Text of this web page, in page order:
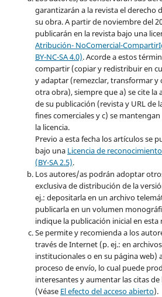
garantizarán a la revista el derecho
su obra. A partir de noviembre del
publicarán en la revista bajo una
Atribución- NoComercial-
BY-NC-SA 4.0). Acorde a estos
compartir (copiar y redistribuir en
y adaptar (remezclar, transformar y
otra obra), siempre que a) se cite
de su publicación (revista y URL de
fines comerciales y c) se
la licencia.
Previo a esta fecha los artículos se
bajo una Licencia de
(BY-SA 2.5).
Los autores/as podrán adoptar
exclusiva de distribución de la
ej.: depositarla en un archivo
publicarla en un volumen
indique la publicación inicial en esta
Se permite y recomienda a los
través de Internet (p. ej.: en
institucionales o en su página web)
proceso de envío, lo cual puede
interesantes y aumentar las citas
(Véase El efecto del acceso abierto).